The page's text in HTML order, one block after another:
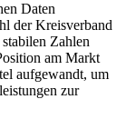
Daten
der Kreisverband
Zahlen
am Markt
aufgewandt, um
zur